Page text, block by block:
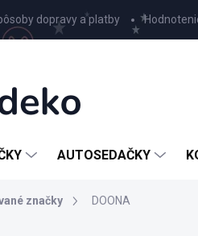
dopravy a platby
AUTOSEDAČKY
značky DOONA